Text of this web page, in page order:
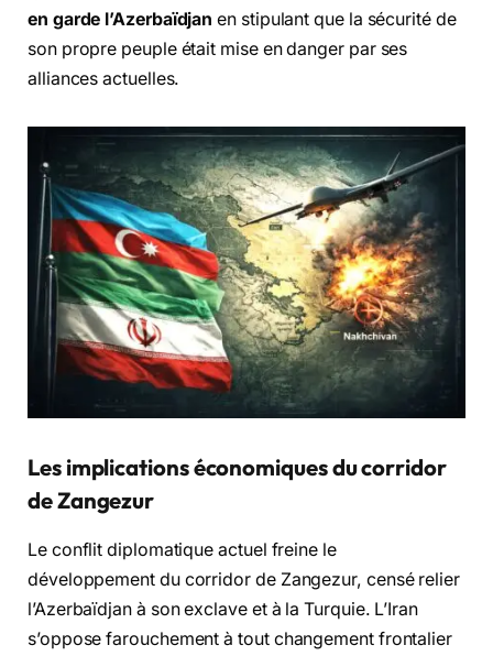
en garde l’Azerbaïdjan en stipulant que la sécurité de
son propre peuple était mise en danger par ses
alliances actuelles.
Les implications économiques du corridor
de Zangezur
Le conflit diplomatique actuel freine le
développement du corridor de Zangezur, censé relier
l’Azerbaïdjan à son exclave et à la Turquie. L’Iran
s’oppose farouchement à tout changement frontalier